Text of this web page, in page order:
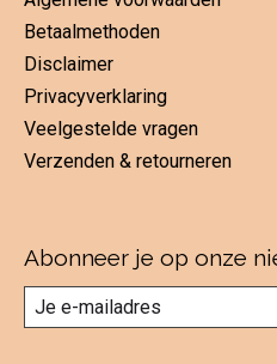
Betaalmethoden
Disclaimer
Privacyverklaring
Veelgestelde vragen
Verzenden & retourneren
Abonneer je op onze